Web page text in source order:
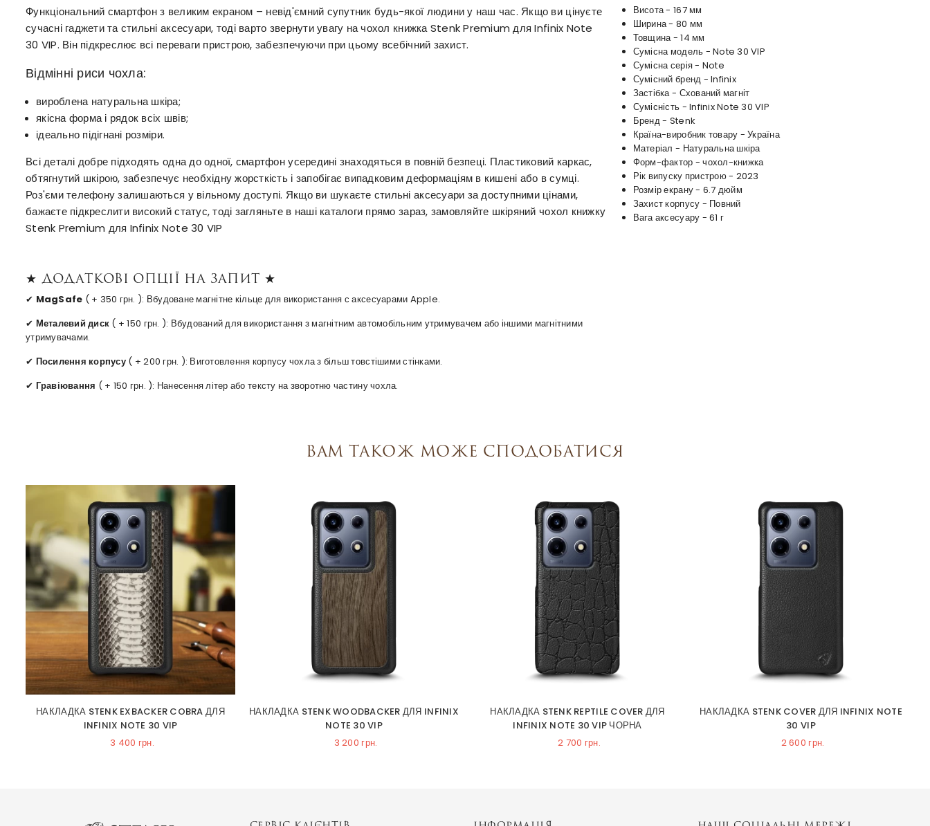
Функціональний смартфон з великим екраном – невід'ємний супутник будь-якої людини у наш час. Якщо ви цінуєте
сучасні гаджети та стильні аксесуари, тоді варто звернути увагу на чохол книжка Stenk Premium для Infinix Note
30 VIP. Він підкреслює всі переваги пристрою, забезпечуючи при цьому всебічний захист.
Відмінні риси чохла:
вироблена натуральна шкіра;
якісна форма і рядок всіх швів;
ідеально підігнані розміри.
Всі деталі добре підходять одна до одної, смартфон усередині знаходяться в повній безпеці. Пластиковий каркас,
обтягнутий шкірою, забезпечує необхідну жорсткість і запобігає випадковим деформаціям в кишені або в сумці.
Роз'єми телефону залишаються у вільному доступі. Якщо ви шукаєте стильні аксесуари за доступними цінами,
бажаєте підкреслити високий статус, тоді загляньте в наші каталоги прямо зараз, замовляйте шкіряний чохол книжку
Stenk Premium для Infinix Note 30 VIP
★ Додаткові опції на запит ★
✔ MagSafe ( + 350 грн. ): Вбудоване магнітне кільце для використання с аксесуарами Apple.
✔ Металевий диск ( + 150 грн. ): Вбудований для використання з магнітним автомобільним утримувачем або іншими магнітними
утримувачами.
✔ Посилення корпусу ( + 200 грн. ): Виготовлення корпусу чохла з більш товстішими стінками.
✔ Гравіювання ( + 150 грн. ): Нанесення літер або тексту на зворотню частину чохла.
Висота - 167 мм
Ширина - 80 мм
Товщина - 14 мм
Сумісна модель - Note 30 VIP
Сумісна серія - Note
Сумісний бренд - Infinix
Застібка - Схований магніт
Сумісність - Infinix Note 30 VIP
Бренд - Stenk
Країна-виробник товару - Україна
Матеріал - Натуральна шкіра
Форм-фактор - чохол-книжка
Рік випуску пристрою - 2023
Розмір екрану - 6.7 дюйм
Захист корпусу - Повний
Вага аксесуару - 61 г
Вам також може сподобатися
НАКЛАДКА STENK EXBACKER COBRA ДЛЯ
INFINIX NOTE 30 VIP
3 400 грн.
НАКЛАДКА STENK WOODBACKER ДЛЯ INFINIX
NOTE 30 VIP
3 200 грн.
НАКЛАДКА STENK REPTILE COVER ДЛЯ
INFINIX NOTE 30 VIP ЧОРНА
2 700 грн.
НАКЛАДКА STENK COVER ДЛЯ INFINIX NOTE
30 VIP
2 600 грн.